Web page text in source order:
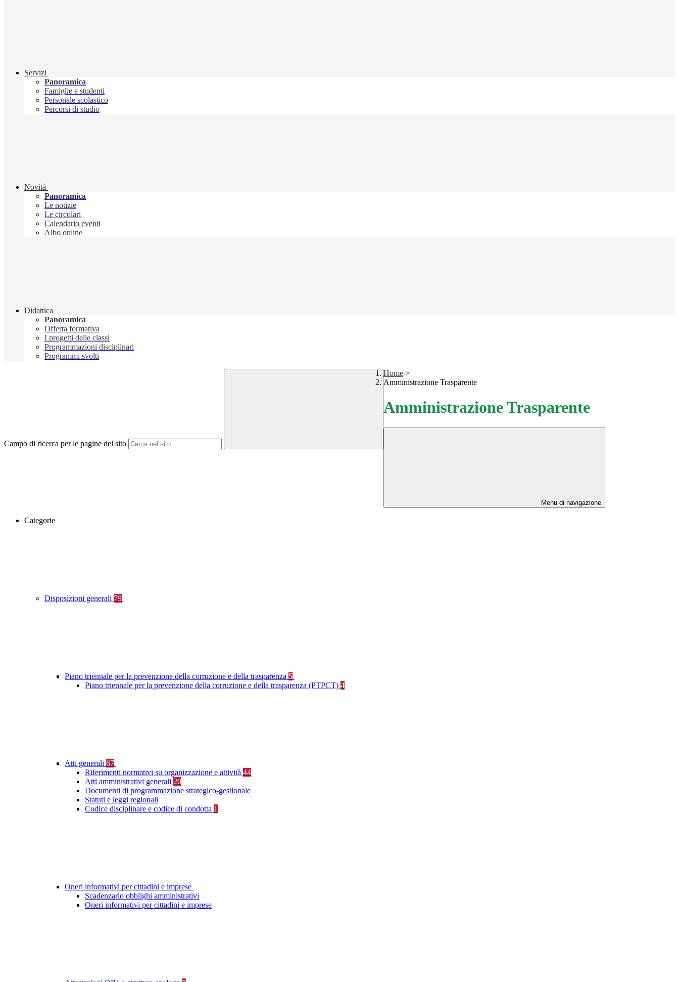
Servizi
Panoramica
Famiglie e studenti
Personale scolastico
Percorsi di studio
Novità
Panoramica
Le notizie
Le circolari
Calendario eventi
Albo online
Didattica
Panoramica
Offerta formativa
I progetti delle classi
Programmazioni disciplinari
Programmi svolti
Campo di ricerca per le pagine del sito
Home >
Amministrazione Trasparente
Amministrazione Trasparente
Menu di navigazione
Categorie
Disposizioni generali 79
Piano triennale per la prevenzione della corruzione e della trasparenza 5
Piano triennale per la prevenzione della corruzione e della trasparenza (PTPCT) 4
Atti generali 67
Riferimenti normativi su organizzazione e attività 44
Atti amministrativi generali 20
Documenti di programmazione strategico-gestionale
Statuti e leggi regionali
Codice disciplinare e codice di condotta 1
Oneri informativi per cittadini e imprese
Scadenzario obblighi amministrativi
Oneri informativi per cittadini e imprese